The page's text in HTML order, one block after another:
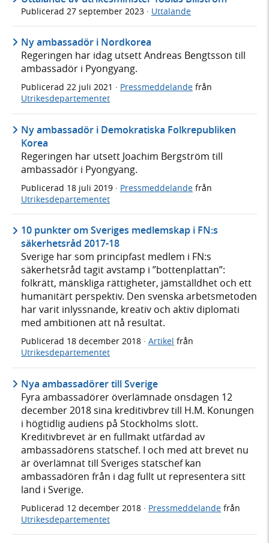
Publicerad 27 september 2023 · Uttalande
Ny ambassadör i Nordkorea
Regeringen har idag utsett Andreas Bengtsson till
ambassadör i Pyongyang.
Publicerad 22 juli 2021 · Pressmeddelande från
Utrikesdepartementet
Ny ambassadör i Demokratiska Folkrepubliken
Korea
Regeringen har utsett Joachim Bergström till
ambassadör i Pyongyang.
Publicerad 18 juli 2019 · Pressmeddelande från
Utrikesdepartementet
10 punkter om Sveriges medlemskap i FN:s
säkerhetsråd 2017-18
Sverige har som principfast medlem i FN:s
säkerhetsråd tagit avstamp i ”bottenplattan”:
folkrätt, mänskliga rättigheter, jämställdhet och ett
humanitärt perspektiv. Den svenska arbetsmetoden
har varit inlyssnande, kreativ och aktiv diplomati
med ambitionen att nå resultat.
Publicerad 18 december 2018 · Artikel från
Utrikesdepartementet
Nya ambassadörer till Sverige
Fyra ambassadörer överlämnade onsdagen 12
december 2018 sina kreditivbrev till H.M. Konungen
i högtidlig audiens på Stockholms slott.
Kreditivbrevet är en fullmakt utfärdad av
ambassadörens statschef. I och med att brevet nu
är överlämnat till Sveriges statschef kan
ambassadören från i dag fullt ut representera sitt
land i Sverige.
Publicerad 12 december 2018 · Pressmeddelande från
Utrikesdepartementet